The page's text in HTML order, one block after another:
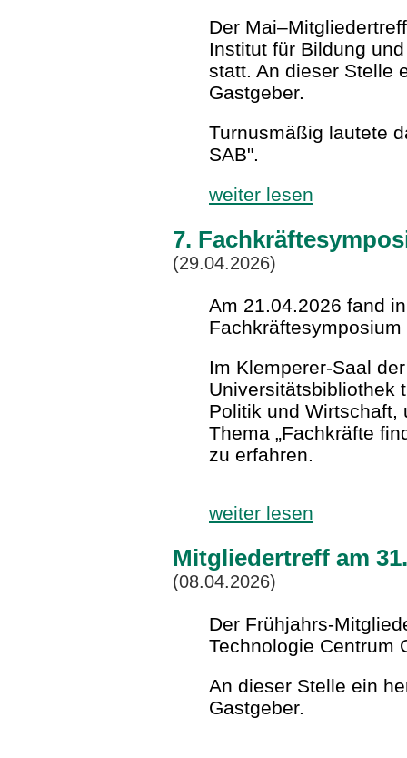
Der
Institut für Bildung
statt. An dieser Stelle
Gastgeber.
Turnusmäßig lautete
SAB".
weiter lesen
7.
(29.04.2026)
Am 21.04.2026 fand
Fachkräftesymposium
Im Klemperer-Saal
Universitätsbibliothek
Politik und Wirtschaft,
Thema „Fachkräfte
zu erfahren.
weiter lesen
Mitgliedertreff am
(08.04.2026)
Der Frühjahrs-
Technologie Centrum
An dieser Stelle ein
Gastgeber.